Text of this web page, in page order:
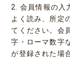
2. 会員情報の入
よく読み、所定
てください。会
字・ローマ数字
が登録された場